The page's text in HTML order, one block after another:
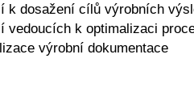
k dosažení cílů výrobních
vedoucích k optimalizaci
výrobní dokumentace